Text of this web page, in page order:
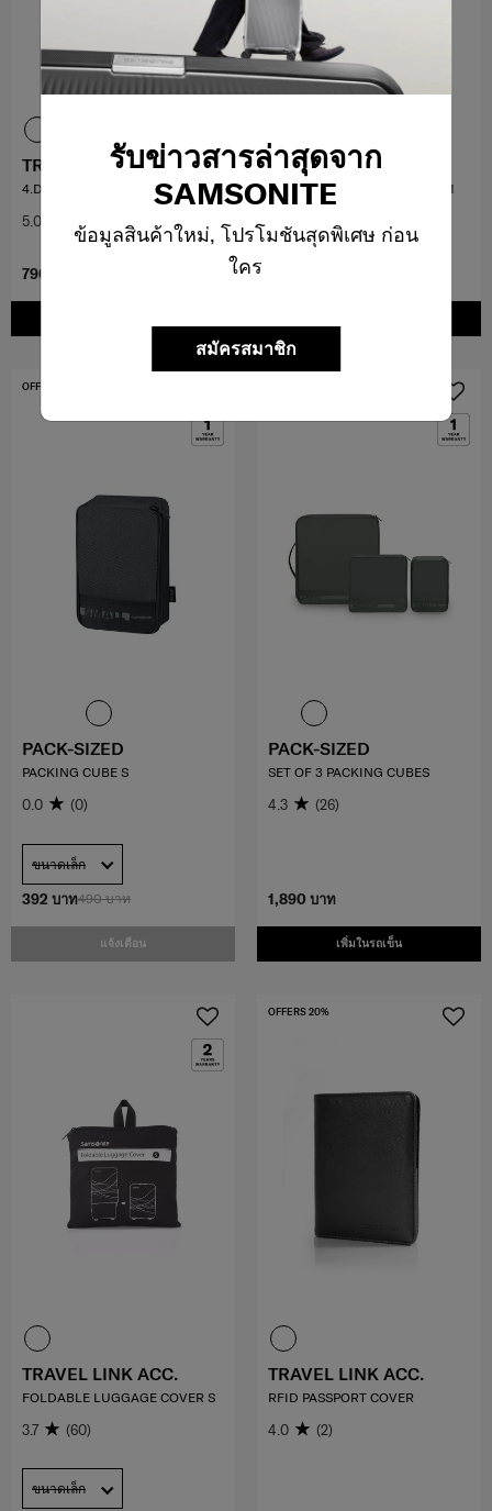
รับข่าวสารล่าสุดจาก
SAMSONITE
ข้อมูลสินค้าใหม่, โปรโมชันสุดพิเศษ ก่อน
ใคร
สมัครสมาชิก
790 บาท
TRAVEL ESSENTIALS
4.DIAL COMBI LOCK TSA
5.0
TRAVEL ESSENTIALS
LUG. STRAP/TSA LOCK 50MM
490 บาท
392 บาท
แจ้งเตือน
OFFERS 20%
PACK-SIZED
PACKING CUBE S
0.0 (0)
ขนาดเล็ก
1,890 บาท
เพิ่มในรถเข็น
PACK-SIZED
SET OF 3 PACKING CUBES
4.3 (26)
TRAVEL LINK ACC.
FOLDABLE LUGGAGE COVER S
3.7 (60)
ขนาดเล็ก
OFFERS 20%
TRAVEL LINK ACC.
RFID PASSPORT COVER
4.0 (2)